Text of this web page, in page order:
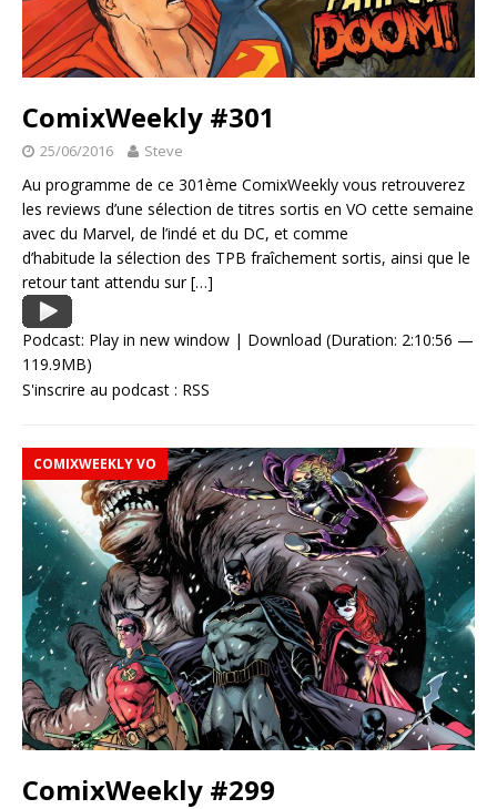
ComixWeekly #301
25/06/2016 Steve
Au programme de ce 301ème ComixWeekly vous retrouverez
les reviews d’une sélection de titres sortis en VO cette semaine
avec du Marvel, de l’indé et du DC, et comme
d’habitude la sélection des TPB fraîchement sortis, ainsi que le
retour tant attendu sur[…]
Podcast: Play in new window | Download (Duration: 2:10:56 —
119.9MB)
S'inscrire au podcast : RSS
COMIXWEEKLY VO
ComixWeekly #299